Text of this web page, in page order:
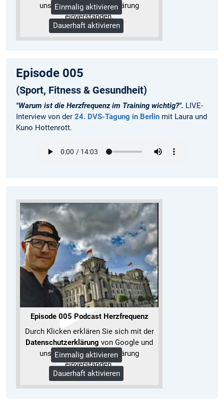
unserer Datenschutzerklärung
einverstanden.
Mehr Informationen
Einmalig aktivieren
Dauerhaft aktivieren
Episode 005
(Sport, Fitness & Gesundheit)
"Warum ist die Herzfrequenz im Training wichtig?". LIVE-
Interview von der 24. DVS-Tagung in Berlin mit Laura und
Kuno Hottenrott.
Episode 005 Podcast Herzfrequenz
Durch Klicken erklären Sie sich mit der
Datenschutzerklärung von Google und
unserer Datenschutzerklärung
einverstanden.
Mehr Informationen
Einmalig aktivieren
Dauerhaft aktivieren